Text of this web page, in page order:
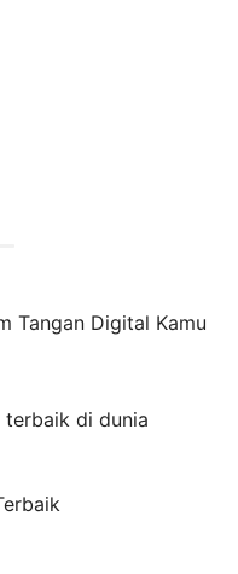
Tangan Digital Kamu
terbaik di dunia